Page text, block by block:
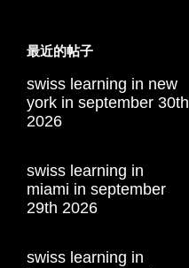
最近的帖子
swiss learning in new
york in september 30th
2026
swiss learning in
miami in september
29th 2026
swiss learning in